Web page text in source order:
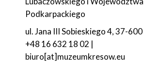
Podkarpackiego
ul. Jana III Sobieskiego 4, 37-
+48 16 632 18 02 |
biuro[at]muzeumkresow.eu